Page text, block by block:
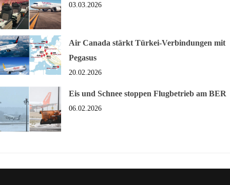
03.03.2026
Air Canada stärkt Türkei-Verbindungen mit
Pegasus
20.02.2026
Eis und Schnee stoppen Flugbetrieb am BER
06.02.2026